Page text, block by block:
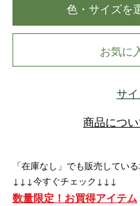
色・サイズを
お気に
サ
商品につ
「在庫なし」でも販売してい
↓↓↓今すぐチェック↓↓↓
数量限定！お買得アイテム